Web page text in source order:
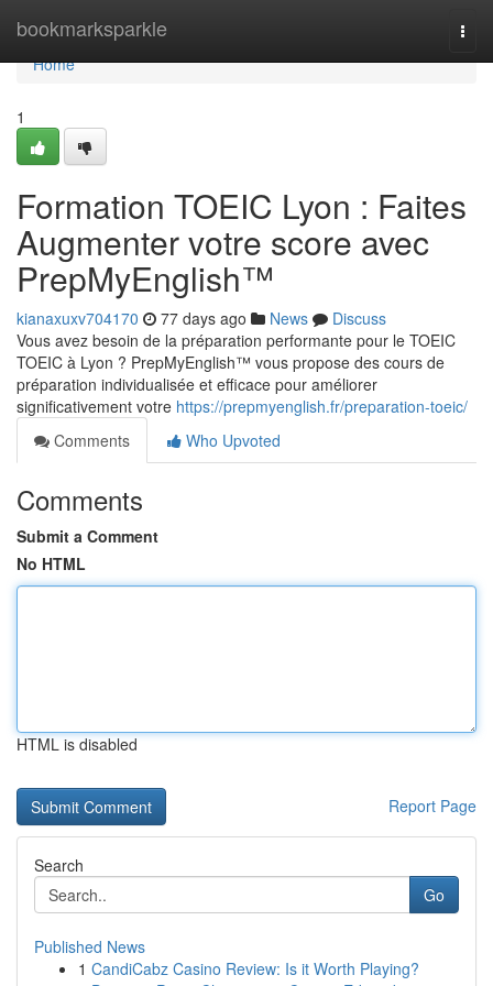
bookmarksparkle
Home
Home
1
Formation TOEIC Lyon : Faites
Augmenter votre score avec
PrepMyEnglish™
kianaxuxv704170 77 days ago News
Discuss
Vous avez besoin de la préparation performante pour le TOEIC
TOEIC à Lyon ? PrepMyEnglish™ vous propose des cours de
préparation individualisée et efficace pour améliorer
significativement votre https://prepmyenglish.fr/preparation-toeic/
Comments
Who Upvoted
Comments
Submit a Comment
No HTML
HTML is disabled
Report Page
Search
Go
Published News
1 CandiCabz Casino Review: Is it Worth Playing?